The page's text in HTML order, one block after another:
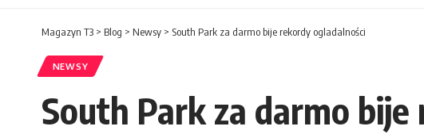
Magazyn T3 > Blog > Newsy > South Park za darmo bije rekordy ogladalności
NEWSY
South Park za darmo